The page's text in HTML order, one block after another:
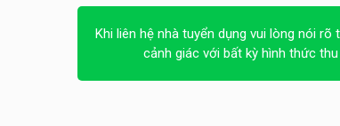
Khi liên hệ nhà tuyển dụng vui lòng nói
cảnh giác với bất kỳ hình thức